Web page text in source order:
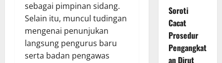
sebagai pimpinan sidang.
Selain itu, muncul tudingan
mengenai penunjukan
langsung pengurus baru
serta badan pengawas
Soroti
Cacat
Prosedur
Pengangkat
an Dirut